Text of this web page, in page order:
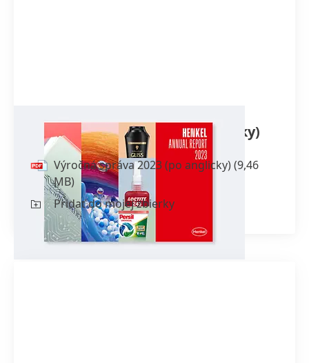
Výročná správa 2023 (po anglicky)
Výročná správa 2023(po anglicky)(9,46
MB)
Pridať do mojej zbierky